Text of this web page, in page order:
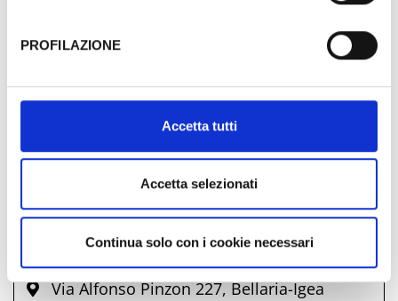
Tutela dei navigatori, che abbiamo valutato essere
informazioni complete sul trattamento dati clicca qui:
PROFILAZIONE
Accetta tutti
Accetta selezionati
Continua solo con i cookie necessari
Via Alfonso Pinzon 227, Bellaria-Igea